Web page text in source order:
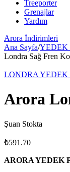
Treeporter
Grenajlar
Yardım
Arora İndirimleri
Ana Sayfa/YEDEK
Londra Sağ Fren
LONDRA YEDEK
Arora
Şuan Stokta
₺591.70
ARORA YEDEK